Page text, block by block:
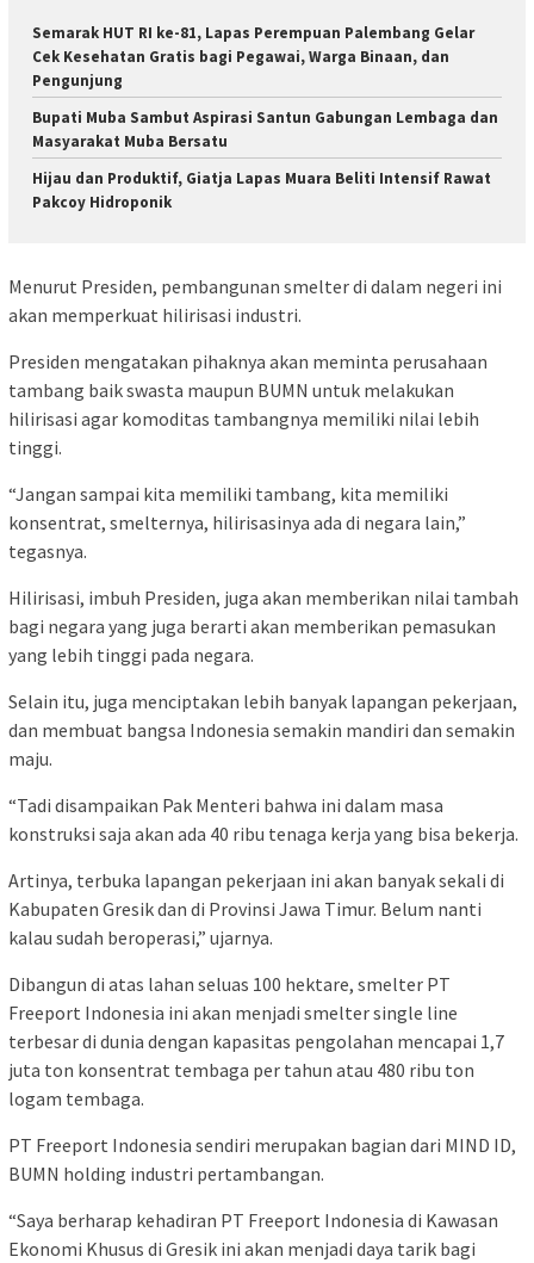
Semarak HUT RI ke-81, Lapas Perempuan Palembang Gelar
Cek Kesehatan Gratis bagi Pegawai, Warga Binaan, dan
Pengunjung
Bupati Muba Sambut Aspirasi Santun Gabungan Lembaga dan
Masyarakat Muba Bersatu
Hijau dan Produktif, Giatja Lapas Muara Beliti Intensif Rawat
Pakcoy Hidroponik
Menurut Presiden, pembangunan smelter di dalam negeri ini
akan memperkuat hilirisasi industri.
Presiden mengatakan pihaknya akan meminta perusahaan
tambang baik swasta maupun BUMN untuk melakukan
hilirisasi agar komoditas tambangnya memiliki nilai lebih
tinggi.
“Jangan sampai kita memiliki tambang, kita memiliki
konsentrat, smelternya, hilirisasinya ada di negara lain,”
tegasnya.
Hilirisasi, imbuh Presiden, juga akan memberikan nilai tambah
bagi negara yang juga berarti akan memberikan pemasukan
yang lebih tinggi pada negara.
Selain itu, juga menciptakan lebih banyak lapangan pekerjaan,
dan membuat bangsa Indonesia semakin mandiri dan semakin
maju.
“Tadi disampaikan Pak Menteri bahwa ini dalam masa
konstruksi saja akan ada 40 ribu tenaga kerja yang bisa bekerja.
Artinya, terbuka lapangan pekerjaan ini akan banyak sekali di
Kabupaten Gresik dan di Provinsi Jawa Timur. Belum nanti
kalau sudah beroperasi,” ujarnya.
Dibangun di atas lahan seluas 100 hektare, smelter PT
Freeport Indonesia ini akan menjadi smelter single line
terbesar di dunia dengan kapasitas pengolahan mencapai 1,7
juta ton konsentrat tembaga per tahun atau 480 ribu ton
logam tembaga.
PT Freeport Indonesia sendiri merupakan bagian dari MIND ID,
BUMN holding industri pertambangan.
“Saya berharap kehadiran PT Freeport Indonesia di Kawasan
Ekonomi Khusus di Gresik ini akan menjadi daya tarik bagi